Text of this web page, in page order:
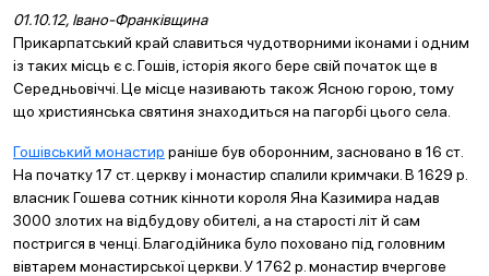
01.10.12, Івано-Франківщина
Прикарпатський край славиться чудотворними іконами і одним
із таких місць є с. Гошів, історія якого бере свій початок ще в
Середньовіччі. Це місце називають також Ясною горою, тому
що християнська святиня знаходиться на пагорбі цього села.
Гошівський монастир раніше був оборонним, засновано в 16 ст.
На початку 17 ст. церкву і монастир спалили кримчаки. В 1629 р.
власник Гошева сотник кінноти короля Яна Казимира надав
3000 злотих на відбудову обителі, а на старості літ й сам
постригся в ченці. Благодійника було поховано під головним
вівтарем монастирської церкви. У 1762 р. монастир вчергове